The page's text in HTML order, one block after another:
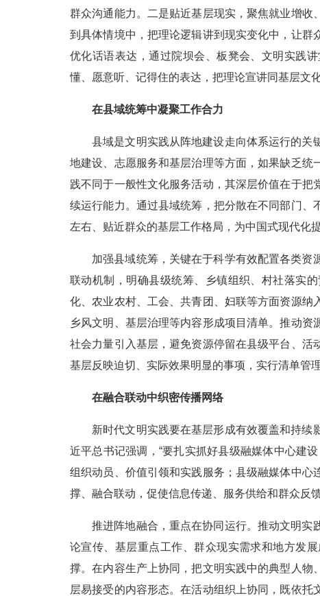
群众沟通能力。二是贴近基层现实，聚焦就业增
到具体情境中，把理论逻辑讲到现实变化中，让
优化话语表达，通过院坝会、板凳会、文明实践
懂、愿意听、记得住的表达，把理论宣讲同基层文
在县域统筹中凝聚工作合力
县域是文明实践从阵地建设走向体系运行的
地建设、志愿服务和基层治理等方面，如果缺乏
践不同于一般性文化服务活动，其深层价值在于
续运行能力。通过县域统筹，把分散在不同部门
左右、贴近群众的基层工作格局，为中国式现代化
加强县域统筹，关键在于科学有效配置各类
联动机制，明确县级统筹、乡镇组织、村社落实
化、农业农村、工会、共青团、妇联等方面资源纳
乡风文明、基层治理等内容形成项目清单。推动
社会力量引入基层，避免资源停留在县级平台、活
基层反映迫切、实际效果明显的事项，实行清单管
在融合联动中织密传播网络
新时代文明实践要在基层形成有效覆盖和持续
近平总书记强调，“要扎实抓好县级融媒体中心建
组织动员、价值引领和实践服务；县级融媒体中
撑、融合联动，促使信息传递、服务供给和群众反
推进阵地融合，重点在协同运行。推动文明实
论宣传、基层重点工作、群众现实需求和地方发
撑。在内容生产上协同，把文明实践中的典型人
层易接受的内容形态。在活动组织上协同，既依